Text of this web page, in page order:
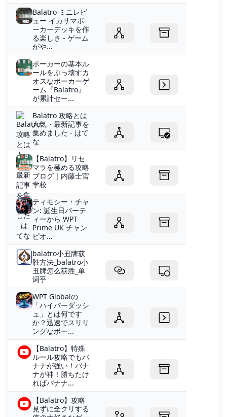
Balatro ミニレビ
ュー イカサマポ
ーカーデッキを作
る楽しさ - ゲーム
がや...
ポーカーの基本ル
ールをぶっ壊すカ
オスなポーカーゲ
ーム『Balatro』
が累計セー...
Balatro 攻略とは
人気・最新記事を
集めました - はて
な
【Balatro】リセ
マラを極める攻略
ブログ｜内藤士官
学校
ティモシー・チャ
ン: 誕生日パーテ
ィーから WPT
Prime UK チャン
ピオ...
balatro小丑牌获
胜方法_balatro小
丑牌怎么获胜_单
词乎
WPT Globalの
「ハイパーダッシ
ュ」とは何です
か？迅速でスリリ
ングなポー...
【Balatro】特殊
ルール攻略でもバ
ナナが強い！バナ
ナが神！勝ちたけ
ればバナナ...
【Balatro】攻略
見ずに全クリする